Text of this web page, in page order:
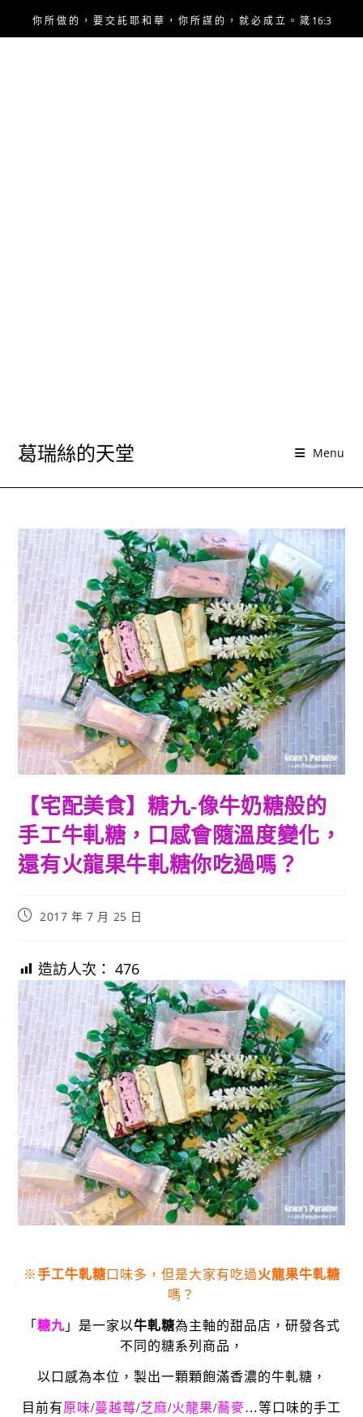
你 所 做 的 ， 要 交 託 耶 和 華 ， 你 所 謀 的 ， 就 必 成 立 。 箴 16:3
葛瑞絲的天堂 Menu
【宅配美食】糖九-像牛奶糖般的
手工牛軋糖，口感會隨溫度變化，
還有火龍果牛軋糖你吃過嗎？
Post2017 年 7 月 25 日
造訪人次： 476
※手工牛軋糖 口味多，但是大家有吃過火龍果牛軋糖
嗎？
「 糖九」是一家以牛軋糖為主軸的甜品店，研發各式
不同的糖系列商品，
以口感為本位，製出一顆顆飽滿香濃的牛軋糖，
目前有原味/蔓越莓/芝麻/火龍果/蕎麥…等口味的手工